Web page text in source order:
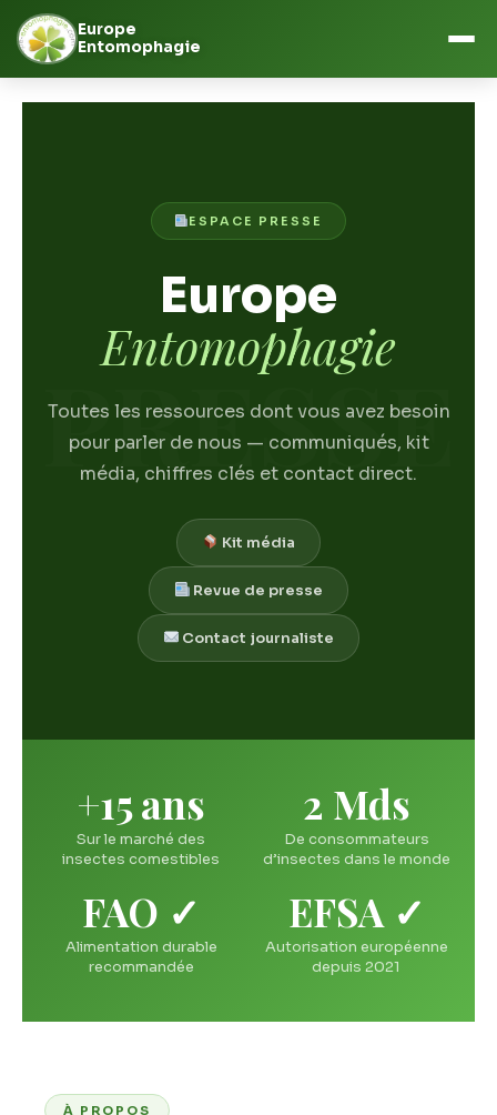
Europe
Entomophagie
PRESSE
ESPACE PRESSE
Europe
Entomophagie
Toutes les ressources dont vous avez besoin
pour parler de nous — communiqués, kit
média, chiffres clés et contact direct.
Kit média
Revue de presse
Contact journaliste
+15 ans
Sur le marché des
insectes comestibles
2 Mds
De consommateurs
d’insectes dans le monde
FAO ✓
Alimentation durable
recommandée
EFSA ✓
Autorisation européenne
depuis 2021
À PROPOS